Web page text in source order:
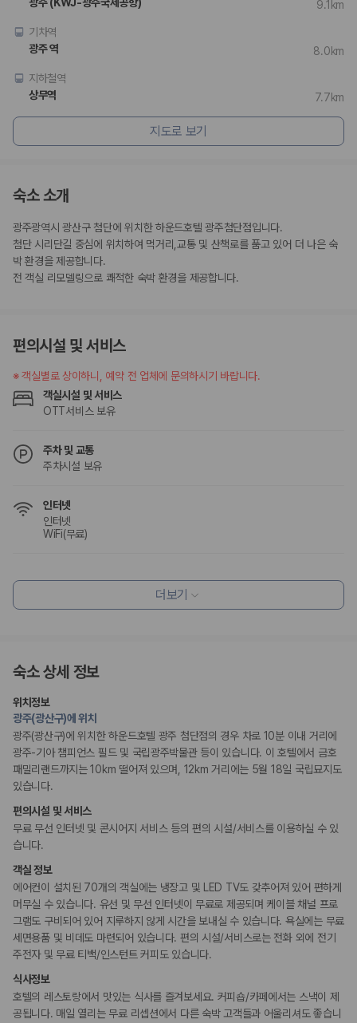
광주 (KWJ-광주국제공항) 9.1km
기차역
광주 역
8.0km
지하철역
상무역
7.7km
지도로 보기
숙소 소개
광주광역시 광산구 첨단에 위치한 하운드호텔 광주첨단점입니다.
첨단 시리단길 중심에 위치하여 먹거리,교통 및 산책로를 품고 있어 더 나은 숙
박 환경을 제공합니다.
전 객실 리모델링으로 쾌적한 숙박 환경을 제공합니다.
편의시설 및 서비스
※객실별로 상이하니, 예약 전 업체에 문의하시기 바랍니다.
객실시설 및 서비스
OTT서비스 보유
주차 및 교통
주차시설 보유
인터넷
인터넷
WiFi(무료)
엘리베이터
PC코너
리셉션 서비스
콘시어지 서비스
짐 보관 서비스
액티비티
OTT서비스 보유
회의공간
장애인 편의시설
점자 표시
지정 흡연 구역
더보기
숙소 상세 정보
위치정보
광주(광산구)에 위치
광주(광산구)에 위치한 하운드호텔 광주 첨단점의 경우 차로 10분 이내 거리에
광주-기아 챔피언스 필드 및 국립광주박물관 등이 있습니다. 이 호텔에서 금호
패밀리랜드까지는 10km 떨어져 있으며, 12km 거리에는 5월 18일 국립묘지도
있습니다.
편의시설 및 서비스
무료 무선 인터넷 및 콘시어지 서비스 등의 편의 시설/서비스를 이용하실 수 있
습니다.
객실 정보
에어컨이 설치된 70개의 객실에는 냉장고 및 LED TV도 갖추어져 있어 편하게
머무실 수 있습니다. 유선 및 무선 인터넷이 무료로 제공되며 케이블 채널 프로
그램도 구비되어 있어 지루하지 않게 시간을 보내실 수 있습니다. 욕실에는 무료
세면용품 및 비데도 마련되어 있습니다. 편의 시설/서비스로는 전화 외에 전기
주전자 및 무료 티백/인스턴트 커피도 있습니다.
식사정보
호텔의 레스토랑에서 맛있는 식사를 즐겨보세요. 커피숍/카페에서는 스낵이 제
공됩니다. 매일 열리는 무료 리셉션에서 다른 숙박 고객들과 어울리셔도 좋습니